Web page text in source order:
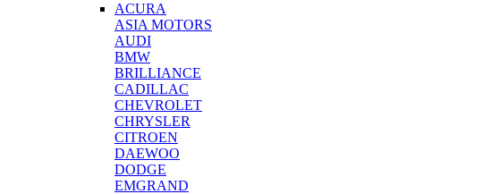
ACURA
ASIA MOTORS
AUDI
BMW
BRILLIANCE
CADILLAC
CHEVROLET
CHRYSLER
CITROEN
DAEWOO
DODGE
EMGRAND